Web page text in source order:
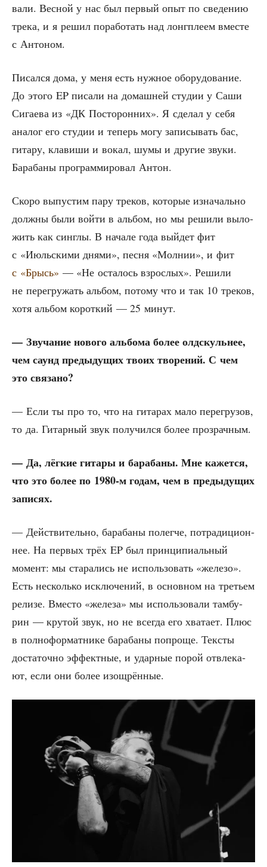
ва­ли. Вес­ной у нас был пер­вый опыт по све­де­нию
тре­ка, и я решил пора­бо­тать над лонг­пле­ем вме­сте
с Антоном.
Писал­ся дома, у меня есть нуж­ное обо­ру­до­ва­ние.
До это­го EP писа­ли на домаш­ней сту­дии у Саши
Сига­е­ва из «ДК Посто­рон­них». Я сде­лал у себя
ана­лог его сту­дии и теперь могу запи­сы­вать бас,
гита­ру, кла­ви­ши и вокал, шумы и дру­гие зву­ки.
Бара­ба­ны про­грам­ми­ро­вал Антон.
Ско­ро выпу­стим пару тре­ков, кото­рые изна­чаль­но
долж­ны были вой­ти в аль­бом, но мы реши­ли выло­
жить как синглы. В нача­ле года вый­дет фит
с «Июль­ски­ми дня­ми», пес­ня «Мол­нии», и фит
с «Брысь» — «Не оста­лось взрос­лых». Реши­ли
не пере­гру­жать аль­бом, пото­му что и так 10 тре­ков,
хотя аль­бом корот­кий — 25 минут.
— Зву­ча­ние ново­го аль­бо­ма более олдскуль­нее,
чем саунд преды­ду­щих тво­их тво­ре­ний. С чем
это связано?
— Если ты про то, что на гита­рах мало пере­гру­зов,
то да. Гитар­ный звук полу­чил­ся более прозрачным.
— Да, лёг­кие гита­ры и бара­ба­ны. Мне кажет­ся,
что это более по 1980‑м годам, чем в преды­ду­щих
записях.
— Дей­стви­тель­но, бара­ба­ны полег­че, потра­ди­ци­он­
нее. На пер­вых трёх EP был прин­ци­пи­аль­ный
момент: мы ста­ра­лись не исполь­зо­вать «желе­зо».
Есть несколь­ко исклю­че­ний, в основ­ном на тре­тьем
рели­зе. Вме­сто «желе­за» мы исполь­зо­ва­ли там­бу­
рин — кру­той звук, но не все­гда его хва­та­ет. Плюс
в пол­но­фор­мат­ни­ке бара­ба­ны попро­ще. Тек­сты
доста­точ­но эффект­ные, и удар­ные порой отвле­ка­
ют, если они более изощрённые.